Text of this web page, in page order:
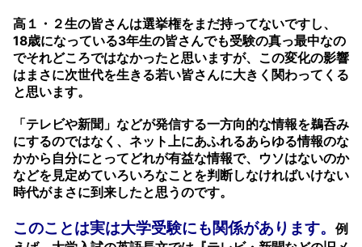
高１・２生の皆さんは選挙権をまだ持ってないですし、
18歳になっている3年生の皆さんでも受験の真っ最中なの
でそれどころではなかったと思いますが、この変化の影響
はまさに次世代を生きる若い皆さんに大きく関わってくる
と思います。
「テレビや新聞」などが発信する一方向的な情報を鵜呑み
にするのではなく、ネット上にあふれるあらゆる情報のな
かから自分にとってどれが有益な情報で、ウソはないのか
などを見定めていろいろなことを判断しなければいけない
時代がまさに到来したと思うのです。
このことは実は大学受験にも関係があります。
例